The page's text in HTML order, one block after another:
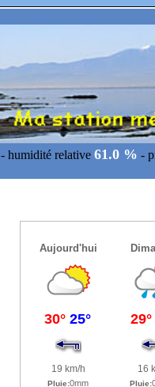
- humidité relative 61.0 % -